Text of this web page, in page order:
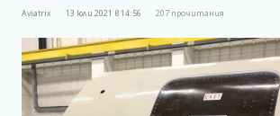
Aviatrix 13 юли 2021 в 14:56 207 прочитания